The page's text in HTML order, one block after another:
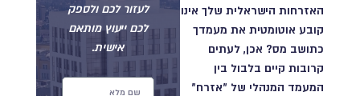
האזרחות הישראלית שלך אינו
קובע אוטומטית את מעמדך
כתושב מס? אכן, לעתים
קרובות קיים בלבול בין
המעמד המנהלי של "אזרח"
לעזור לכם ולספק
לכם ייעוץ מותאם
אישית.